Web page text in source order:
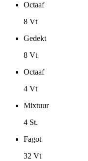
Octaaf
8 Vt
Gedekt
8 Vt
Octaaf
4 Vt
Mixtuur
4 St.
Fagot
32 Vt